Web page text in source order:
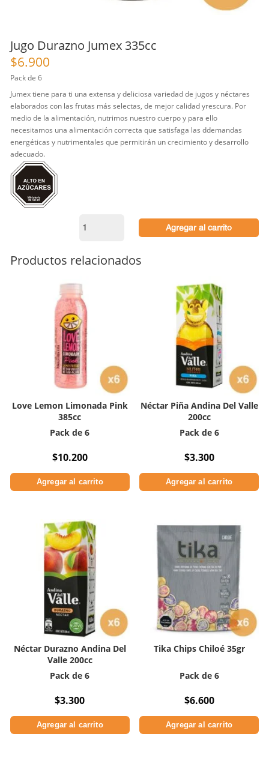
Jugo Durazno Jumex 335cc
$6.900
Pack de 6
Jumex tiene para ti una extensa y deliciosa variedad de jugos y néctares
elaborados con las frutas más selectas, de mejor calidad yrescura. Por
medio de la alimentación, nutrimos nuestro cuerpo y para ello
necesitamos una alimentación correcta que satisfaga las ddemandas
energéticas y nutrimentales que permitirán un crecimiento y desarrollo
adecuado.
Durazno
335cc
cantidad
Agregar al carrito
Productos relacionados
Love Lemon Limonada Pink
385cc
Pack de 6
$10.200
Agregar al carrito
Néctar Piña Andina Del Valle
200cc
Pack de 6
$3.300
Agregar al carrito
Néctar Durazno Andina Del
Valle 200cc
Pack de 6
$3.300
Agregar al carrito
Tika Chips Chiloé 35gr
Pack de 6
$6.600
Agregar al carrito